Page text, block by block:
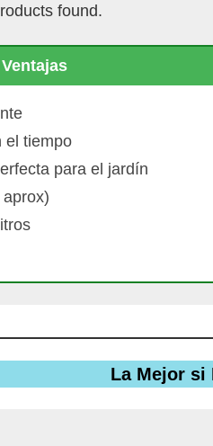
found.
Ventajas
el tiempo
para el jardín
La Mejor si